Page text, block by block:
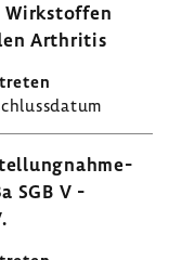
Arthritis
SGB V -